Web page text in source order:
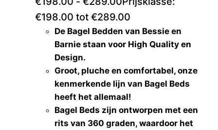
€198.00 tot €289.00
De Bagel Bedden van Bessie en
Barnie staan voor High Quality en
Design.
Groot, pluche en comfortabel, onze
kenmerkende lijn van Bagel Beds
heeft het allemaal!
Bagel Beds zijn ontworpen met een
rits van 360 graden, waardoor het